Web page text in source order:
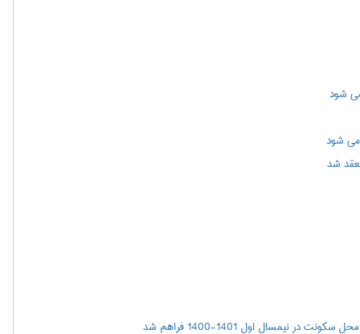
می شود
شد
نیمسال اول 1401-1400 فراهم شد